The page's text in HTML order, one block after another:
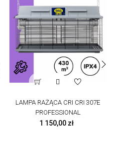

LAMPA RAŻĄCA CRI CRI 307E
PROFESSIONAL
Cena
1 150,00 zł